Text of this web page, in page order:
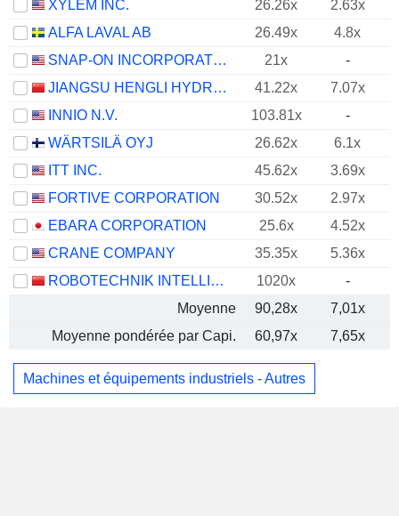
XYLEM INC.
26.26x
2.63x
ALFA LAVAL AB
26.49x
4.8x
SNAP-ON INCORPORATED
21x
-
JIANGSU HENGLI HYDRAULIC CO.,LTD
41.22x
7.07x
INNIO N.V.
103.81x
-
WÄRTSILÄ OYJ
26.62x
6.1x
ITT INC.
45.62x
3.69x
FORTIVE CORPORATION
30.52x
2.97x
EBARA CORPORATION
25.6x
4.52x
CRANE COMPANY
35.35x
5.36x
ROBOTECHNIK INTELLIGENT TECHNOLOGY CO., LTD
1020x
-
Moyenne
90,28x
7,01x
Moyenne pondérée par Capi.
60,97x 7,65x
Machines et équipements industriels - Autres